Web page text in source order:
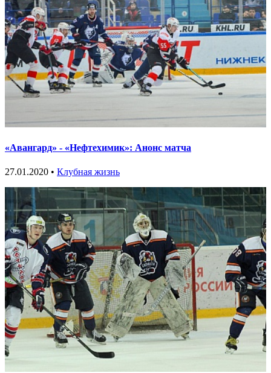
«Авангард» - «Нефтехимик»: Анонс матча
27.01.2020 • Клубная жизнь